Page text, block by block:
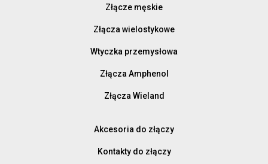
Złącze męskie
Złącza wielostykowe
Wtyczka przemysłowa
Złącza Amphenol
Złącza Wieland
Akcesoria do złączy
Kontakty do złączy